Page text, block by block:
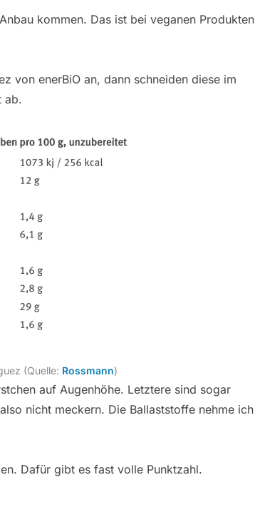
kommen. Das ist bei veganen Produkten
von enerBiO an, dann schneiden diese im
ab.
(Quelle: Rossmann)
auf Augenhöhe. Letztere sind sogar
nicht meckern. Die Ballaststoffe nehme ich
Dafür gibt es fast volle Punktzahl.